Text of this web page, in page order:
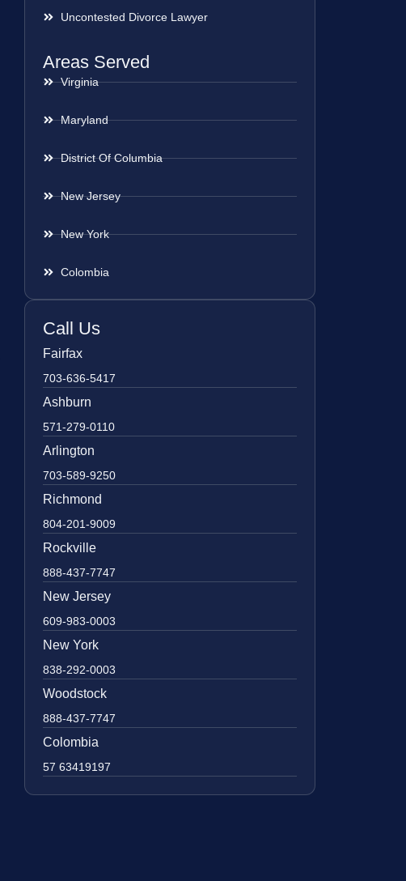
Uncontested Divorce Lawyer
Areas Served
Virginia
Maryland
District Of Columbia
New Jersey
New York
Colombia
Call Us
Fairfax
703-636-5417
Ashburn
571-279-0110
Arlington
703-589-9250
Richmond
804-201-9009
Rockville
888-437-7747
New Jersey
609-983-0003
New York
838-292-0003
Woodstock
888-437-7747
Colombia
57 63419197